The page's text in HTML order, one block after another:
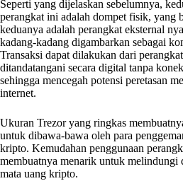
Seperti yang dijelaskan sebelumnya,
perangkat ini adalah dompet fisik, yang
keduanya adalah perangkat eksternal
kadang-kadang digambarkan sebagai
Transaksi dapat dilakukan dari
ditandatangani secara digital tanpa
sehingga mencegah potensi peretasan
internet.
Ukuran Trezor yang ringkas
untuk dibawa-bawa oleh para
kripto. Kemudahan penggunaan
membuatnya menarik untuk melindungi
mata uang kripto.